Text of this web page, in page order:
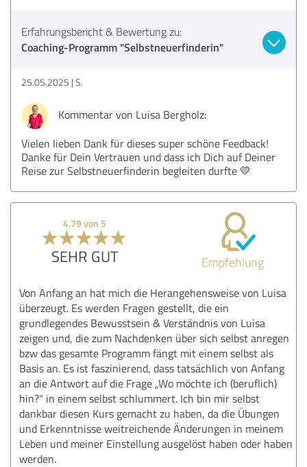
Erfahrungsbericht & Bewertung zu:
Coaching-Programm "Selbstneuerfinderin"
25.05.2025 S.
Kommentar von Luisa Bergholz:
Vielen lieben Dank für dieses super schöne Feedback!
Danke für Dein Vertrauen und dass ich Dich auf Deiner
Reise zur Selbstneuerfinderin begleiten durfte 💛
4,79 von 5
SEHR GUT Empfehlung
Von Anfang an hat mich die Herangehensweise von Luisa
überzeugt. Es werden Fragen gestellt, die ein
grundlegendes Bewusstsein & Verständnis von Luisa
zeigen und, die zum Nachdenken über sich selbst anregen
bzw das gesamte Programm fängt mit einem selbst als
Basis an. Es ist faszinierend, dass tatsächlich von Anfang
an die Antwort auf die Frage „Wo möchte ich (beruflich)
hin?“ in einem selbst schlummert. Ich bin mir selbst
dankbar diesen Kurs gemacht zu haben, da die Übungen
und Erkenntnisse weitreichende Änderungen in meinem
Leben und meiner Einstellung ausgelöst haben oder haben
werden.